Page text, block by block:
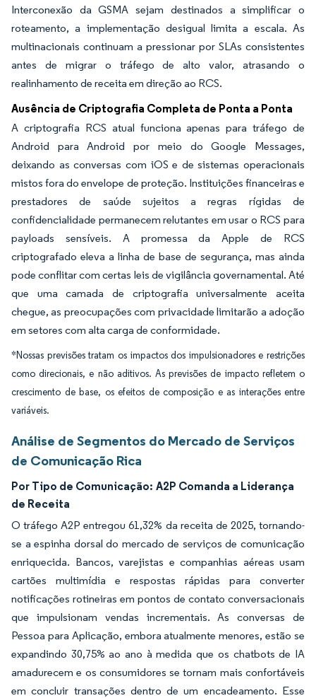
Interconexão da GSMA sejam destinados a simplificar o
roteamento, a implementação desigual limita a escala. As
multinacionais continuam a pressionar por SLAs consistentes
antes de migrar o tráfego de alto valor, atrasando o
realinhamento de receita em direção ao RCS.
Ausência de Criptografia Completa de Ponta a Ponta
A criptografia RCS atual funciona apenas para tráfego de
Android para Android por meio do Google Messages,
deixando as conversas com iOS e de sistemas operacionais
mistos fora do envelope de proteção. Instituições financeiras e
prestadores de saúde sujeitos a regras rígidas de
confidencialidade permanecem relutantes em usar o RCS para
payloads sensíveis. A promessa da Apple de RCS
criptografado eleva a linha de base de segurança, mas ainda
pode conflitar com certas leis de vigilância governamental. Até
que uma camada de criptografia universalmente aceita
chegue, as preocupações com privacidade limitarão a adoção
em setores com alta carga de conformidade.
*Nossas previsões tratam os impactos dos impulsionadores e restrições
como direcionais, e não aditivos. As previsões de impacto refletem o
crescimento de base, os efeitos de composição e as interações entre
variáveis.
Análise de Segmentos do Mercado de Serviços
de Comunicação Rica
Por Tipo de Comunicação: A2P Comanda a Liderança
de Receita
O tráfego A2P entregou 61,32% da receita de 2025, tornando-
se a espinha dorsal do mercado de serviços de comunicação
enriquecida. Bancos, varejistas e companhias aéreas usam
cartões multimídia e respostas rápidas para converter
notificações rotineiras em pontos de contato conversacionais
que impulsionam vendas incrementais. As conversas de
Pessoa para Aplicação, embora atualmente menores, estão se
expandindo 30,75% ao ano à medida que os chatbots de IA
amadurecem e os consumidores se tornam mais confortáveis
em concluir transações dentro de um encadeamento. Esse